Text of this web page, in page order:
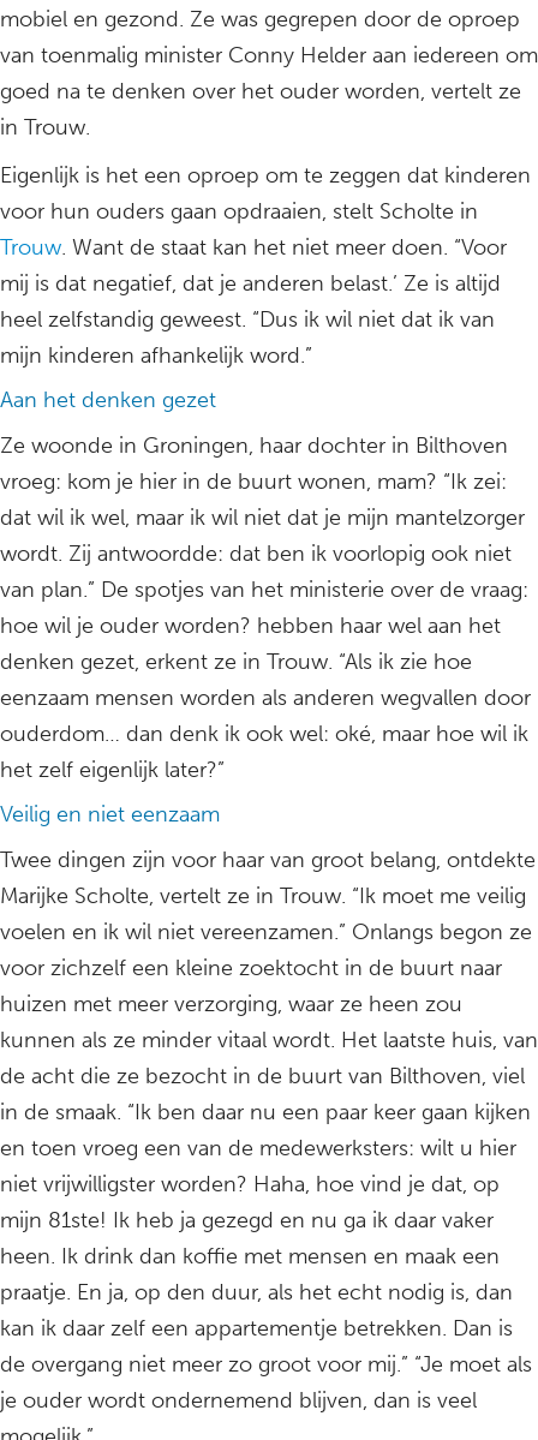
mobiel en gezond. Ze was gegrepen door de oproep
van toenmalig minister Conny Helder aan iedereen om
goed na te denken over het ouder worden, vertelt ze
in Trouw.
Eigenlijk is het een oproep om te zeggen dat kinderen
voor hun ouders gaan opdraaien, stelt Scholte in
Trouw. Want de staat kan het niet meer doen. “Voor
mij is dat negatief, dat je anderen belast.’ Ze is altijd
heel zelfstandig geweest. “Dus ik wil niet dat ik van
mijn kinderen afhankelijk word.”
Aan het denken gezet
Ze woonde in Groningen, haar dochter in Bilthoven
vroeg: kom je hier in de buurt wonen, mam? “Ik zei:
dat wil ik wel, maar ik wil niet dat je mijn mantelzorger
wordt. Zij antwoordde: dat ben ik voorlopig ook niet
van plan.” De spotjes van het ministerie over de vraag:
hoe wil je ouder worden? hebben haar wel aan het
denken gezet, erkent ze in Trouw. “Als ik zie hoe
eenzaam mensen worden als anderen wegvallen door
ouderdom… dan denk ik ook wel: oké, maar hoe wil ik
het zelf eigenlijk later?”
Veilig en niet eenzaam
Twee dingen zijn voor haar van groot belang, ontdekte
Marijke Scholte, vertelt ze in Trouw. “Ik moet me veilig
voelen en ik wil niet vereenzamen.” Onlangs begon ze
voor zichzelf een kleine zoektocht in de buurt naar
huizen met meer verzorging, waar ze heen zou
kunnen als ze minder vitaal wordt. Het laatste huis, van
de acht die ze bezocht in de buurt van Bilthoven, viel
in de smaak. “Ik ben daar nu een paar keer gaan kijken
en toen vroeg een van de medewerksters: wilt u hier
niet vrijwilligster worden? Haha, hoe vind je dat, op
mijn 81ste! Ik heb ja gezegd en nu ga ik daar vaker
heen. Ik drink dan koffie met mensen en maak een
praatje. En ja, op den duur, als het echt nodig is, dan
kan ik daar zelf een appartementje betrekken. Dan is
de overgang niet meer zo groot voor mij.” “Je moet als
je ouder wordt ondernemend blijven, dan is veel